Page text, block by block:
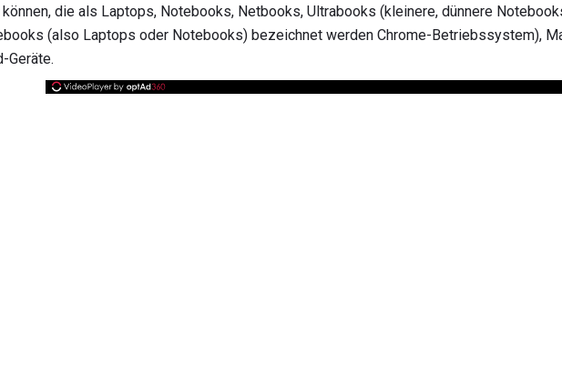
die als Laptops, Notebooks, Netbooks, Ultrabooks (kleinere, dünnere
(also Laptops oder Notebooks) bezeichnet werden Chrome-Betriebssystem),
Geräte.